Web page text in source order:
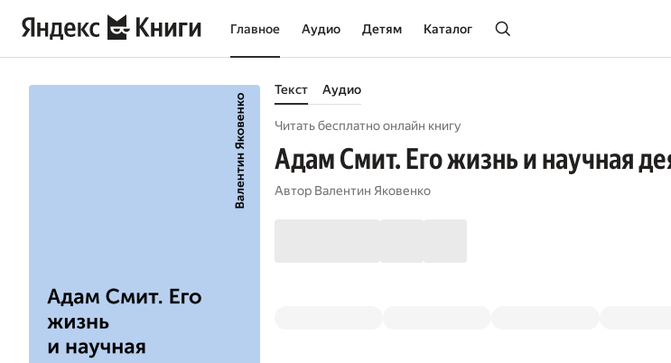
Главное Аудио Детям Каталог
Текст Аудио
Читать бесплатно онлайн книгу
Адам Смит. Его жизнь и научная
Автор Валентин Яковенко